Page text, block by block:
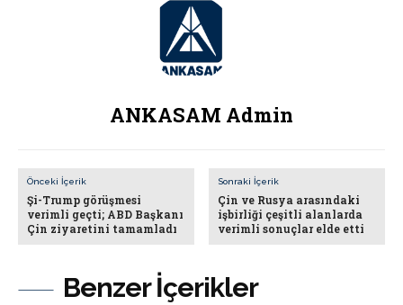
Benzer İçerikler
ANKASAM Admin
Önceki İçerik
Şi-Trump görüşmesi
verimli geçti; ABD Başkanı
Çin ziyaretini tamamladı
Sonraki İçerik
Çin ve Rusya arasındaki
işbirliği çeşitli alanlarda
verimli sonuçlar elde etti